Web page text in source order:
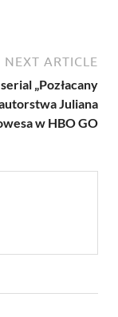
NEXT ARTICLE
„Pozłacany
Juliana
w HBO GO